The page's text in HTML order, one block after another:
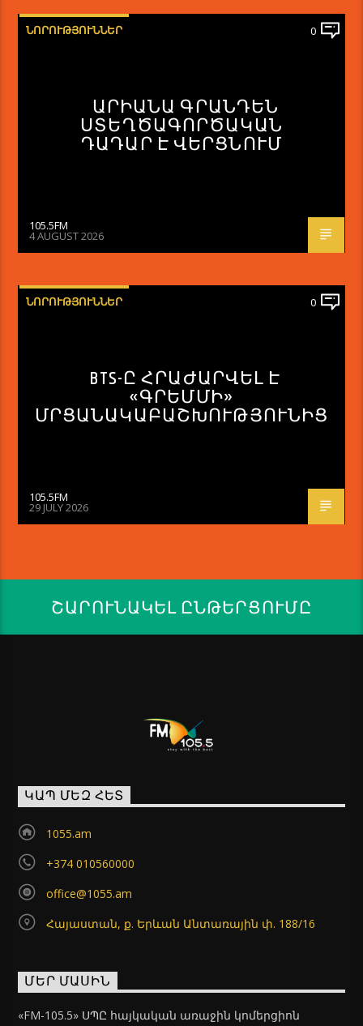
ՆՈՐՈՒԹՅՈՒՆՆԵՐ 0
ԱՐԻԱՆԱ ԳՐԱՆԴԵՆ
ՍՏԵՂԾԱԳՈՐԾԱԿԱՆ
ԴԱԴԱՐ Է ՎԵՐՑՆՈՒՄ
105.5FM
4 AUGUST 2026
ՆՈՐՈՒԹՅՈՒՆՆԵՐ 0
BTS-Ը ՀՐԱԺԱՐՎԵԼ Է
«ԳՐԵՄՄԻ»
ՄՐՑԱՆԱԿԱԲԱՇԽՈՒԹՅՈՒՆԻՑ
105.5FM
29 JULY 2026
ՇԱՐՈՒՆԱԿԵԼ ԸՆԹԵՐՑՈՒՄԸ
ԿԱՊ ՄԵԶ ՀԵՏ
1055.am
+374 010560000
office@1055.am
Հայաստան, ք. Երևան Անտառային փ. 188/16
ՄԵՐ ՄԱՍԻՆ
«FM-105.5» ՍՊԸ հայկական առաջին կոմերցիոն